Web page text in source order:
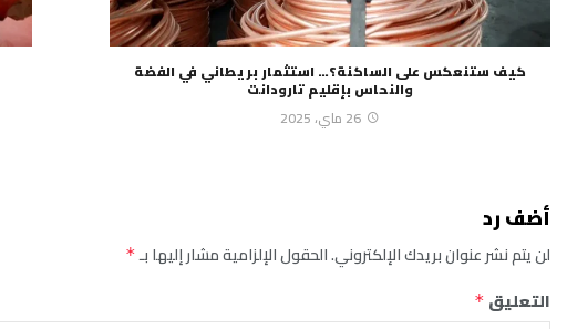
كيف ستنعكس على الساكنة؟… استثمار بريطاني في الفضة
والنحاس بإقليم تارودانت
26 ماي، 2025
أضف رد
لن يتم نشر عنوان بريدك الإلكتروني.الحقول الإلزامية مشار إليها بـ*
التعليق *